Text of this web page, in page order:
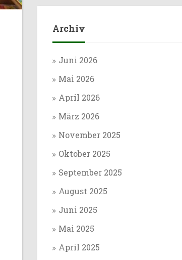
Archiv
Juni 2026
Mai 2026
April 2026
März 2026
November 2025
Oktober 2025
September 2025
August 2025
Juni 2025
Mai 2025
April 2025